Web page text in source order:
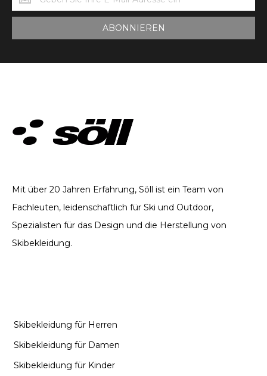
Söll
ABONNIEREN
Mit über 20 Jahren Erfahrung, Söll ist ein Team von
Fachleuten, leidenschaftlich für Ski und Outdoor,
Spezialisten für das Design und die Herstellung von
Skibekleidung.
Skibekleidung für Herren
Skibekleidung für Damen
Skibekleidung für Kinder